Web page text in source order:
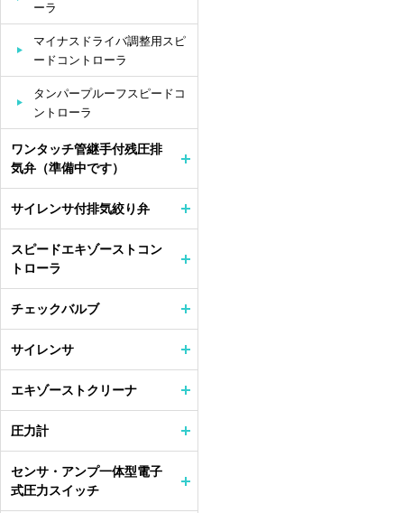
ーラ
マイナスドライバ調整用スピ
ードコントローラ
タンパープルーフスピードコ
ントローラ
ワンタッチ管継手付残圧排
気弁（準備中です）
サイレンサ付排気絞り弁
スピードエキゾーストコン
トローラ
チェックバルブ
サイレンサ
エキゾーストクリーナ
圧力計
センサ・アンプ一体型電子
式圧力スイッチ